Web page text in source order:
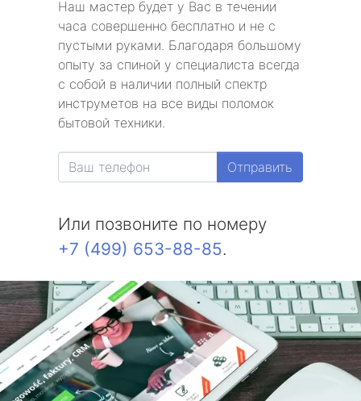
Наш мастер будет у Вас в течении
часа совершенно бесплатно и не с
пустыми руками. Благодаря большому
опыту за спиной у специалиста всегда
с собой в наличии полный спектр
инструметов на все виды поломок
бытовой техники.
Отправить
Или позвоните по номеру
+7 (499) 653-88-85.